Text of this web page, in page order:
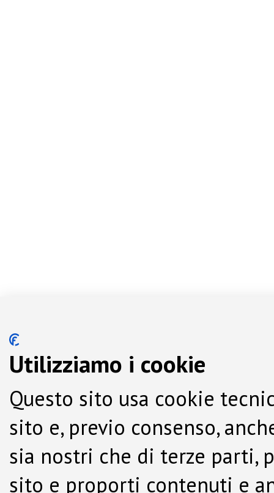
Utilizziamo i cookie
Questo sito usa cookie
sito e, previo consenso,
sia nostri che di terze parti,
sito e proporti contenuti e